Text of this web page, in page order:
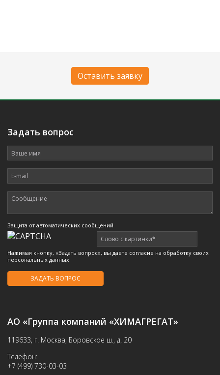
Оставить заявку
АО «Группа компаний «ХИМАГРЕГАТ»
119633, г. Москва, Боровское ш., д. 20
Телефон:
+7 (499) 730-03-03
Задать вопрос
Защита от автоматических сообщений
Нажимая кнопку, «Задать вопрос», вы даете согласие на обработку своих
персональных данных